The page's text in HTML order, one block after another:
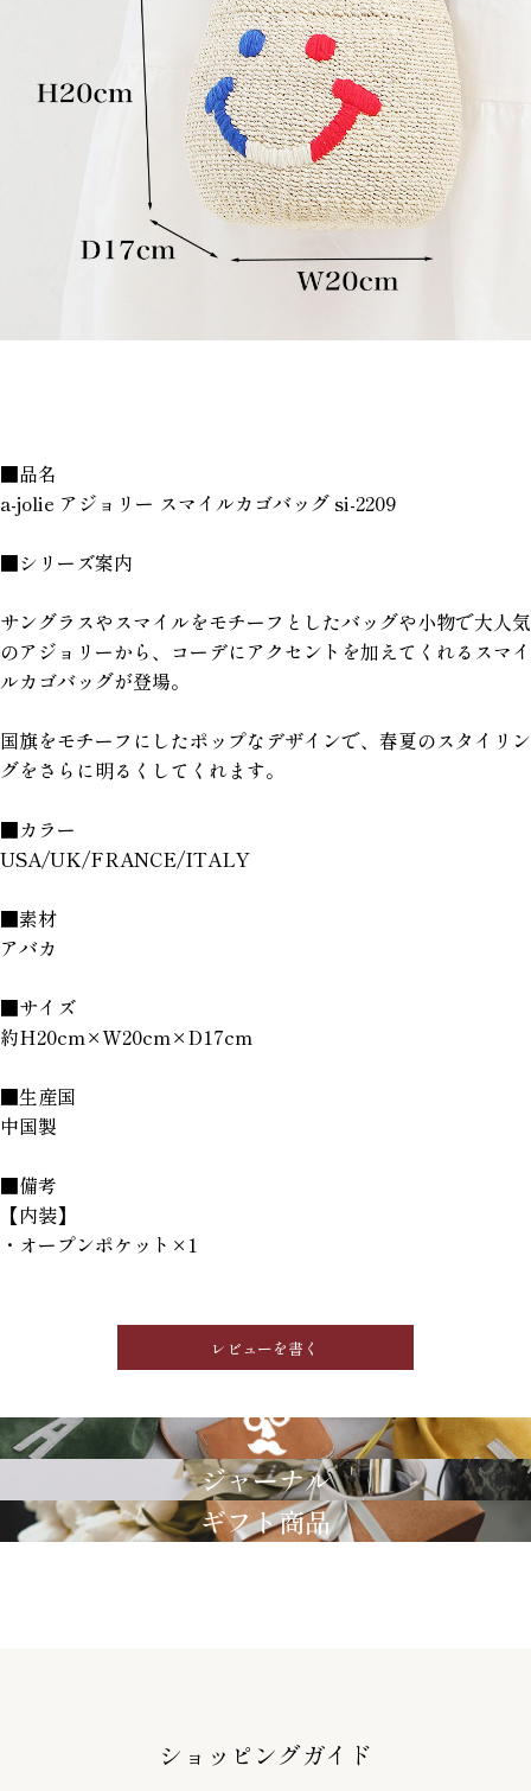
■品名
a-jolie アジョリー スマイルカゴバッグ si-2209
■シリーズ案内
サングラスやスマイルをモチーフとしたバッグや小物で大人気
のアジョリーから、コーデにアクセントを加えてくれるスマイ
ルカゴバッグが登場。
国旗をモチーフにしたポップなデザインで、春夏のスタイリン
グをさらに明るくしてくれます。
■カラー
USA/UK/FRANCE/ITALY
■素材
アバカ
■サイズ
約H20cm×W20cm×D17cm
■生産国
中国製
■備考
【内装】
・オープンポケット×1
レビューを書く
GRIMM LAB
ジャーナル
ギフト商品
ショッピングガイド